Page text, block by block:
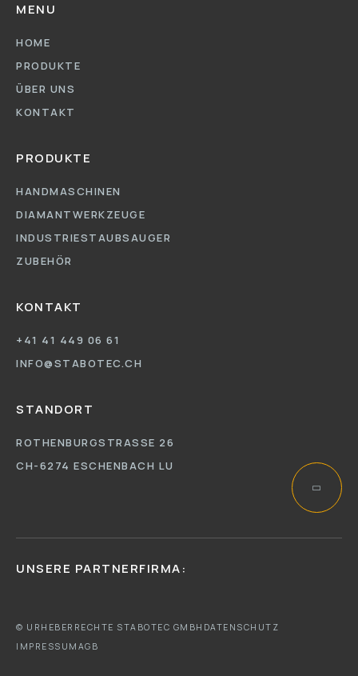
MENU
HOME
PRODUKTE
ÜBER UNS
KONTAKT
PRODUKTE
HANDMASCHINEN
DIAMANTWERKZEUGE
INDUSTRIESTAUBSAUGER
ZUBEHÖR
KONTAKT
+41 41 449 06 61
INFO@STABOTEC.CH
STANDORT
ROTHENBURGSTRASSE 26
CH-6274 ESCHENBACH LU
UNSERE PARTNERFIRMA:
© URHEBERRECHTE STABOTEC GMBH DATENSCHUTZ
IMPRESSUM AGB